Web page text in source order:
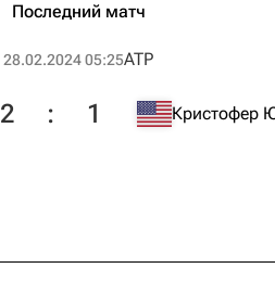
Последний матч
28.02.2024 05:25ATP
2 : 1 Кристофер